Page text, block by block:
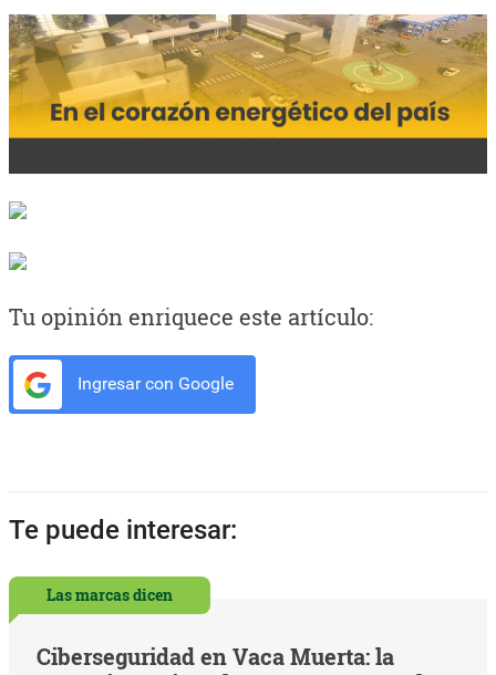
Tu opinión enriquece este artículo:
Ingresar con Google
Te puede interesar:
Las marcas dicen
Ciberseguridad en Vaca Muerta: la